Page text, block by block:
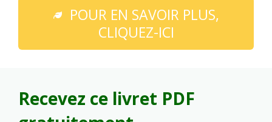
POUR EN SAVOIR PLUS,
CLIQUEZ-ICI
Recevez ce livret PDF